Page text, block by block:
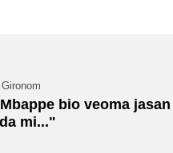
bio veoma
mi..."